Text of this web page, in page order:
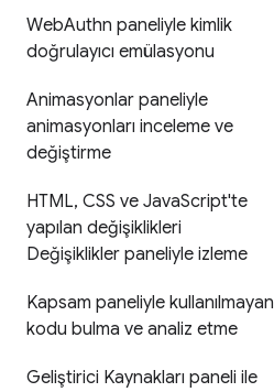
WebAuthn paneliyle kimlik
doğrulayıcı emülasyonu
Animasyonlar paneliyle
animasyonları inceleme ve
değiştirme
HTML, CSS ve JavaScript'te
yapılan değişiklikleri
Değişiklikler paneliyle izleme
Kapsam paneliyle kullanılmayan
kodu bulma ve analiz etme
Geliştirici Kaynakları paneli ile